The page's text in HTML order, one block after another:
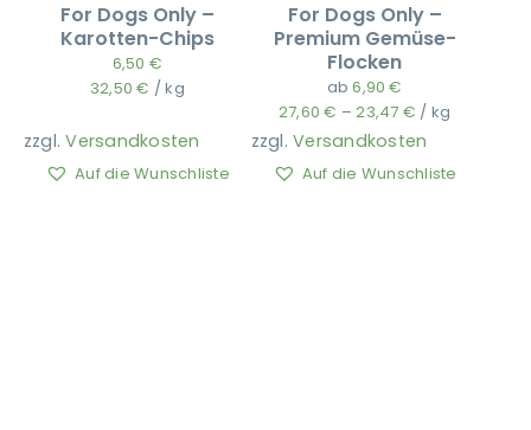
For Dogs Only –
Karotten-Chips
6,50 €
32,50€ /kg
zzgl.Versandkosten
Auf die Wunschliste
For Dogs Only –
Premium Gemüse-
Flocken
ab6,90€
27,60€ –23,47 € / kg
zzgl.Versandkosten
Auf die Wunschliste